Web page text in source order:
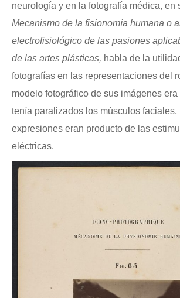
neurología y en la fotografía médica, en
Mecanismo de la fisionomía humana o
electrofisiológico de las pasiones
de las artes plásticas, habla de la
fotografías en las representaciones del
modelo fotográfico de sus imágenes
tenía paralizados los músculos faciales,
expresiones eran producto de las
eléctricas.